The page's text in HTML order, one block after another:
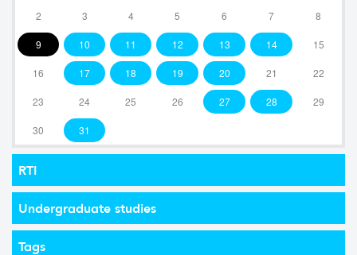
2 3 4 5 6 7 8
9 10 11 12 13 14 15
16 17 18 19 20 21 22
23 24 25 26 27 28 29
30 31
RTI
Undergraduate studies
Tags